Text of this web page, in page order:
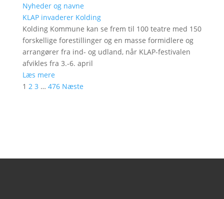
Nyheder og navne
KLAP invaderer Kolding
Kolding Kommune kan se frem til 100 teatre med 150
forskellige forestillinger og en masse formidlere og
arrangører fra ind- og udland, når KLAP-festivalen
afvikles fra 3.-6. april
Læs mere
1 2 3 … 476 Næste